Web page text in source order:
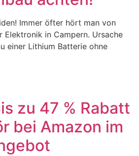
Immer öfter hört man von
Elektronik in Campern. Ursache
einer Lithium Batterie ohne
zu 47 % Rabatt
bei Amazon im